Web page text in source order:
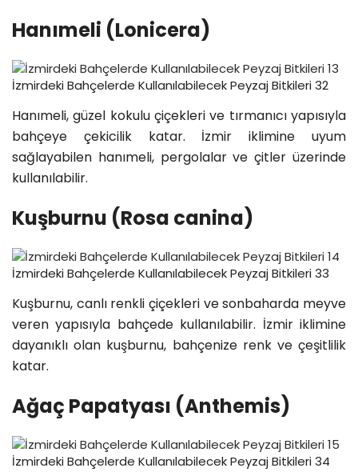
Hanımeli (Lonicera)
İzmirdeki Bahçelerde Kullanılabilecek Peyzaj Bitkileri 32
Hanımeli, güzel kokulu çiçekleri ve tırmanıcı yapısıyla
bahçeye çekicilik katar. İzmir iklimine uyum
sağlayabilen hanımeli, pergolalar ve çitler üzerinde
kullanılabilir.
Kuşburnu (Rosa canina)
İzmirdeki Bahçelerde Kullanılabilecek Peyzaj Bitkileri 33
Kuşburnu, canlı renkli çiçekleri ve sonbaharda meyve
veren yapısıyla bahçede kullanılabilir. İzmir iklimine
dayanıklı olan kuşburnu, bahçenize renk ve çeşitlilik
katar.
Ağaç Papatyası (Anthemis)
İzmirdeki Bahçelerde Kullanılabilecek Peyzaj Bitkileri 34